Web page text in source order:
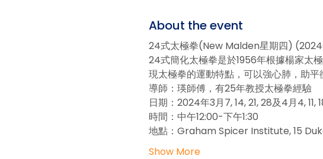
About the event
24式太極拳(New Malden星期四)
24式簡化太極拳是於1956年根據楊家太
現太極拳的運動特點，可以強心肺，助
導師：瑛師傅，有25年教授太極拳經驗
日期：2024年3月7, 14, 21, 28及4月4, 11,
時間：中午12:00-下午1:30
地點：Graham Spicer Institute, 15
Show More